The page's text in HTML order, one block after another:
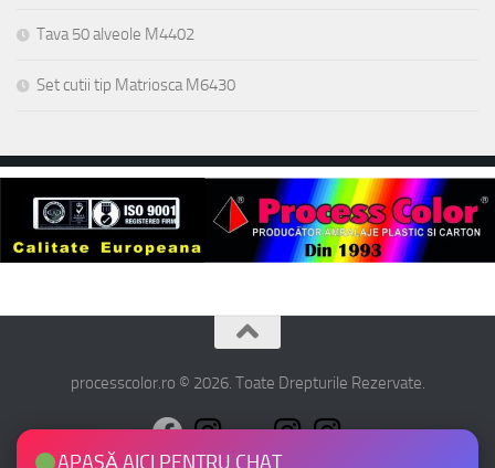
Tava 50 alveole M4402
Set cutii tip Matriosca M6430
processcolor.ro © 2026. Toate Drepturile Rezervate.
APASĂ AICI PENTRU CHAT